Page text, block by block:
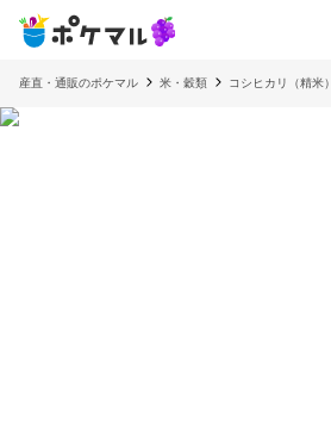
産直・通販のポケマル 米・穀類 コシヒカリ（精米）